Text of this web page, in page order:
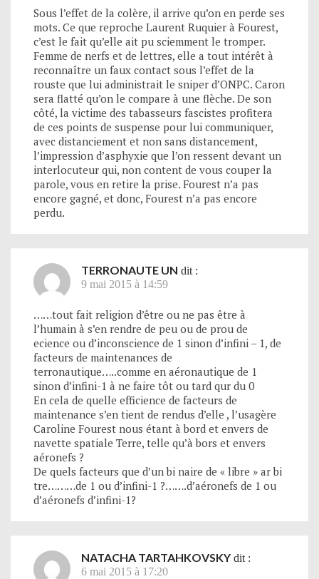
Sous l’effet de la colère, il arrive qu’on en perde ses
mots. Ce que reproche Laurent Ruquier à Fourest,
c’est le fait qu’elle ait pu sciemment le tromper.
Femme de nerfs et de lettres, elle a tout intérêt à
reconnaître un faux contact sous l’effet de la
rouste que lui administrait le sniper d’ONPC. Caron
sera flatté qu’on le compare à une flèche. De son
côté, la victime des tabasseurs fascistes profitera
de ces points de suspense pour lui communiquer,
avec distanciement et non sans distancement,
l’impression d’asphyxie que l’on ressent devant un
interlocuteur qui, non content de vous couper la
parole, vous en retire la prise. Fourest n’a pas
encore gagné, et donc, Fourest n’a pas encore
perdu.
TERRONAUTE UN dit :
9 mai 2015 à 14:59
……tout fait religion d’être ou ne pas être à
l’humain à s’en rendre de peu ou de prou de
ecience ou d’inconscience de 1 sinon d’infini – 1, de
facteurs de maintenances de
terronautique…..comme en aéronautique de 1
sinon d’infini-1 à ne faire tôt ou tard qur du 0
En cela de quelle efficience de facteurs de
maintenance s’en tient de rendus d’elle , l’usagère
Caroline Fourest nous étant à bord et envers de
navette spatiale Terre, telle qu’à bors et envers
aéronefs ?
De quels facteurs que d’un bi naire de « libre » ar bi
tre………de 1 ou d’infini-1 ?…….d’aéronefs de 1 ou
d’aéronefs d’infini-1?
NATACHA TARTAHKOVSKY dit :
6 mai 2015 à 17:20